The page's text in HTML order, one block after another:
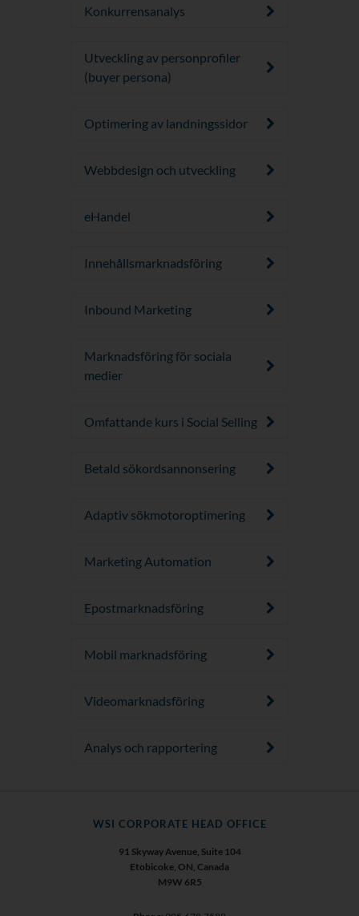
Konkurrensanalys
Utveckling av personprofiler
(buyer persona)
Optimering av landningssidor
Webbdesign och utveckling
eHandel
Innehållsmarknadsföring
Inbound Marketing
Marknadsföring för sociala
medier
Omfattande kurs i Social Selling
Betald sökordsannonsering
Adaptiv sökmotoroptimering
Marketing Automation
Epostmarknadsföring
Mobil marknadsföring
Videomarknadsföring
Analys och rapportering
WSI CORPORATE HEAD OFFICE
91 Skyway Avenue, Suite 104
Etobicoke, ON, Canada
M9W 6R5